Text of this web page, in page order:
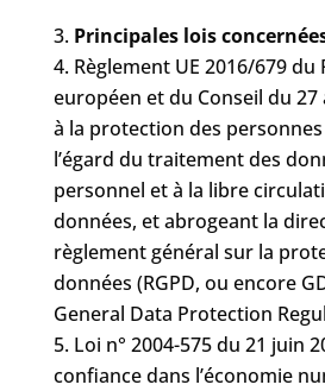
Principales lois
Règlement UE 2016/679
européen et du Conseil du
à la protection des
l’égard du traitement des
personnel et à la libre
données, et abrogeant la
règlement général sur la
données (RGPD, ou encore
General Data Protection
Loi n° 2004-575 du 21 juin
confiance dans l’économie